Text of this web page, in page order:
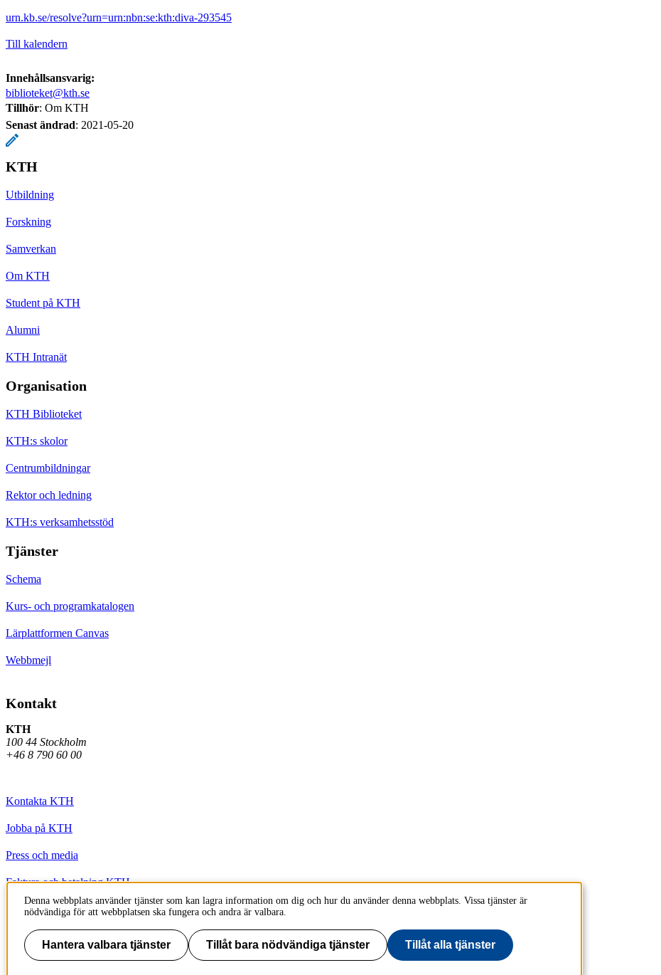
urn.kb.se/resolve?urn=urn:nbn:se:kth:diva-293545
Till kalendern
Innehållsansvarig:
biblioteket@kth.se
Tillhör: Om KTH
Senast ändrad: 2021-05-20
KTH
Utbildning
Forskning
Samverkan
Om KTH
Student på KTH
Alumni
KTH Intranät
Organisation
KTH Biblioteket
KTH:s skolor
Centrumbildningar
Rektor och ledning
KTH:s verksamhetsstöd
Tjänster
Schema
Kurs- och programkatalogen
Lärplattformen Canvas
Webbmejl
Kontakt
KTH
100 44 Stockholm
+46 8 790 60 00
Kontakta KTH
Jobba på KTH
Press och media
Faktura och betalning KTH
Om KTH:s webbplatser
Tillgänglighetsredogörelse
Denna webbplats använder tjänster som kan lagra information om dig och hur du använder denna webbplats. Vissa tjänster är
nödvändiga för att webbplatsen ska fungera och andra är valbara.
Hantera valbara tjänster Tillåt bara nödvändiga tjänster Tillåt alla tjänster